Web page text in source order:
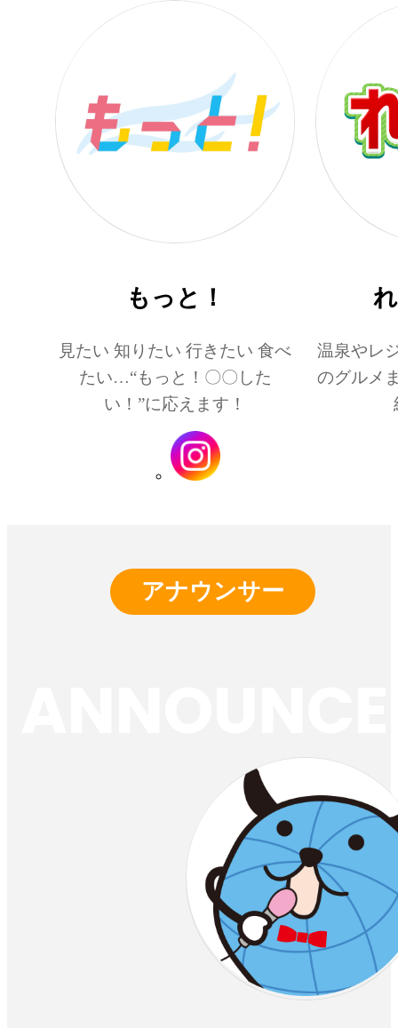
もっと！
見たい 知りたい 行きたい 食べ
たい…“もっと！〇〇した
い！”に応えます！
温泉やレ
のグルメ
アナウンサー